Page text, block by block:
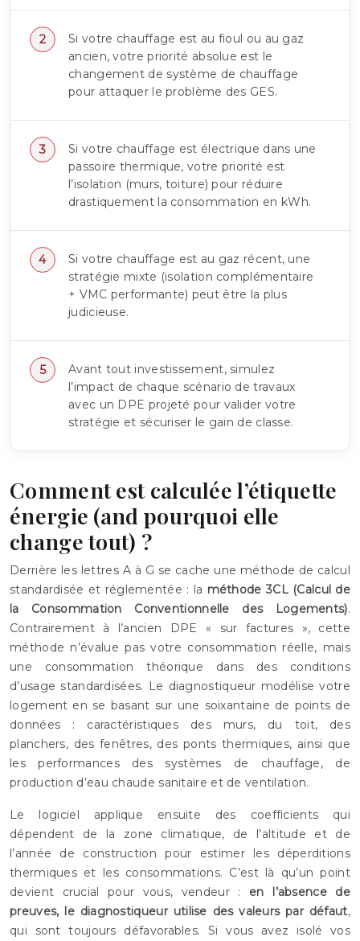
Si votre chauffage est au fioul ou au gaz
ancien, votre priorité absolue est le
changement de système de chauffage
pour attaquer le problème des GES.
Si votre chauffage est électrique dans une
passoire thermique, votre priorité est
l’isolation (murs, toiture) pour réduire
drastiquement la consommation en kWh.
Si votre chauffage est au gaz récent, une
stratégie mixte (isolation complémentaire
+ VMC performante) peut être la plus
judicieuse.
Avant tout investissement, simulez
l’impact de chaque scénario de travaux
avec un DPE projeté pour valider votre
stratégie et sécuriser le gain de classe.
Comment est calculée l’étiquette
énergie (and pourquoi elle
change tout) ?
Derrière les lettres A à G se cache une méthode de calcul
standardisée et réglementée : la méthode 3CL (Calcul de
la Consommation Conventionnelle des Logements).
Contrairement à l’ancien DPE « sur factures », cette
méthode n’évalue pas votre consommation réelle, mais
une consommation théorique dans des conditions
d’usage standardisées. Le diagnostiqueur modélise votre
logement en se basant sur une soixantaine de points de
données : caractéristiques des murs, du toit, des
planchers, des fenêtres, des ponts thermiques, ainsi que
les performances des systèmes de chauffage, de
production d’eau chaude sanitaire et de ventilation.
Le logiciel applique ensuite des coefficients qui
dépendent de la zone climatique, de l’altitude et de
l’année de construction pour estimer les déperditions
thermiques et les consommations. C’est là qu’un point
devient crucial pour vous, vendeur : en l’absence de
preuves, le diagnostiqueur utilise des valeurs par défaut,
qui sont toujours défavorables. Si vous avez isolé vos